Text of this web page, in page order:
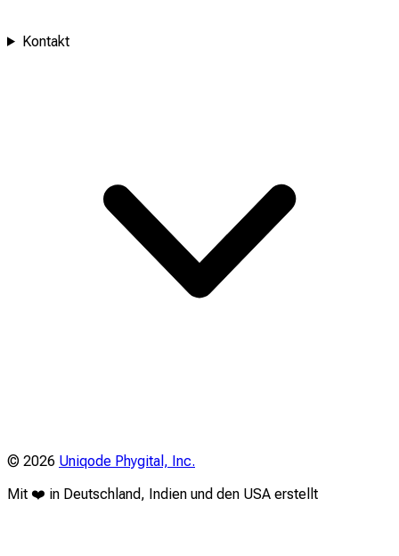
Kontakt
© 2026 Uniqode Phygital, Inc.
Mit ❤️ in Deutschland, Indien und den USA erstellt